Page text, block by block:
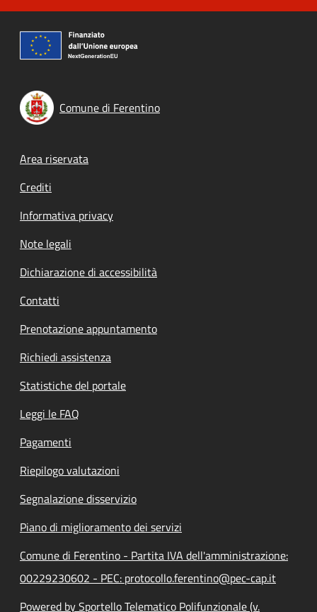
Comune di Ferentino
Footer menu
Area riservata
Crediti
Informativa privacy
Note legali
Dichiarazione di accessibilità
Contatti
Prenotazione appuntamento
Richiedi assistenza
Statistiche del portale
Leggi le FAQ
Pagamenti
Riepilogo valutazioni
Segnalazione disservizio
Piano di miglioramento dei servizi
Comune di Ferentino - Partita IVA dell'amministrazione:
00229230602 - PEC: protocollo.ferentino@pec-cap.it
Powered by Sportello Telematico Polifunzionale (v.